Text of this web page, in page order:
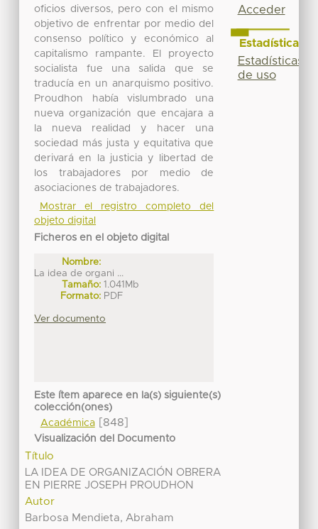
oficios diversos, pero con el mismo
objetivo de enfrentar por medio del
consenso político y económico al
capitalismo rampante. El proyecto
socialista fue una salida que se
traducía en un anarquismo positivo.
Proudhon había vislumbrado una
nueva organización que encajara a
la nueva realidad y hacer una
sociedad más justa y equitativa que
derivará en la justicia y libertad de
los trabajadores por medio de
asociaciones de trabajadores.
Mostrar el registro completo del
objeto digital
Ficheros en el objeto digital
Nombre:
La idea de organi ...
Tamaño: 1.041Mb
Formato: PDF
Ver documento
Este ítem aparece en la(s) siguiente(s)
colección(ones)
Académica[848]
Visualización del Documento
Título
LA IDEA DE ORGANIZACIÓN OBRERA
EN PIERRE JOSEPH PROUDHON
Autor
Barbosa Mendieta, Abraham
Acceder
Estadísticas
Estadísticas
de uso